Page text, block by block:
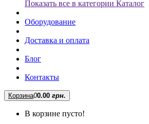
Показать все в категории Каталог
Оборудование
Доставка и оплата
Блог
Контакты
Корзина00.00 грн.
В корзине пусто!